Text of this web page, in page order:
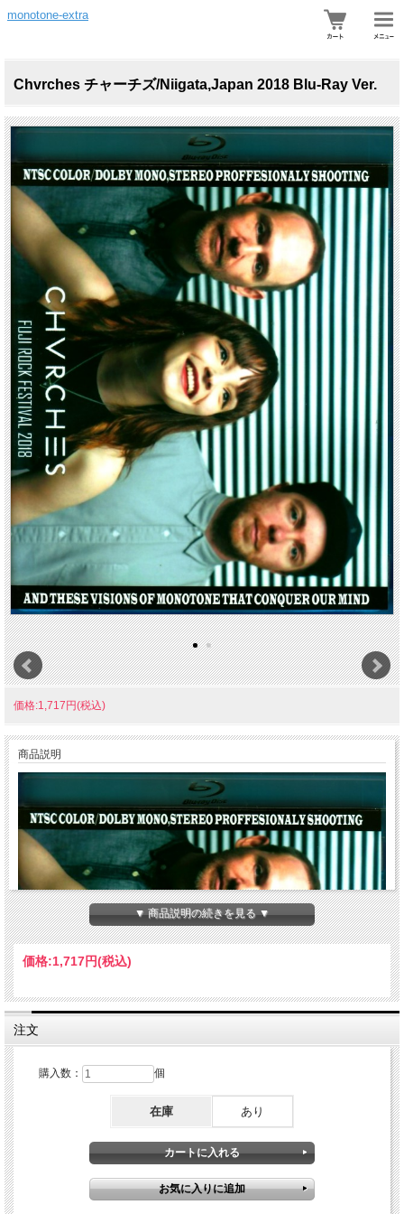
monotone-extra
Chvrches チャーチズ/Niigata,Japan 2018 Blu-Ray Ver.
価格:1,717円(税込)
商品説明
▼ 商品説明の続きを見る ▼
価格:1,717円(税込)
注文
購入数： 個
在庫 あり